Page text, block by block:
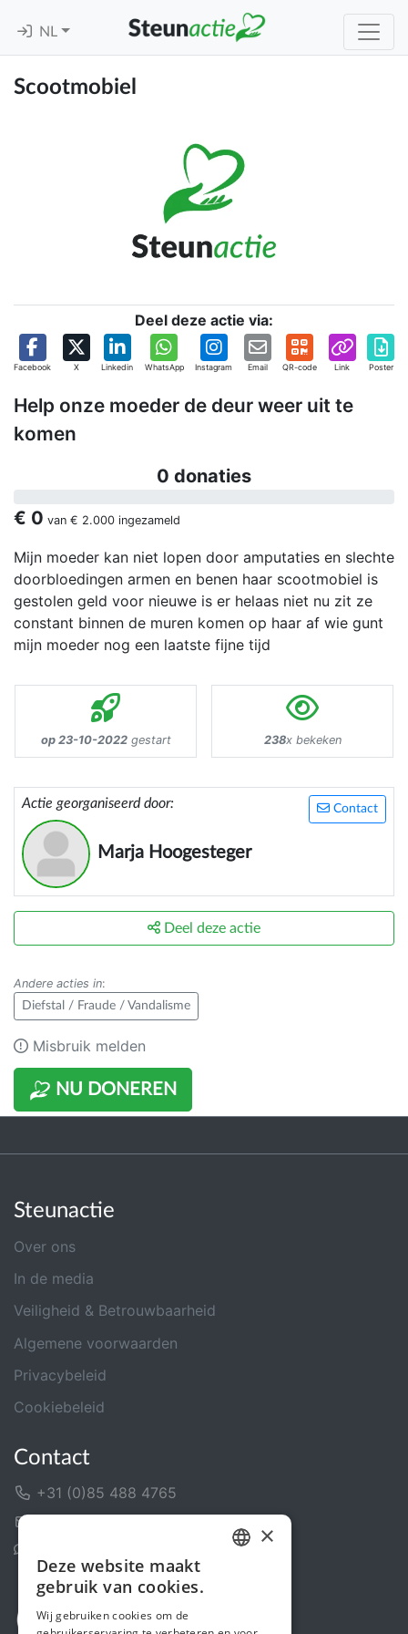
NL
Scootmobiel
Deel deze actie via:
Facebook X Linkedin WhatsApp Instagram Email QR-code Link Poster
Help onze moeder de deur weer uit te
komen
0 donaties
€ 0 van € 2.000 ingezameld
Mijn moeder kan niet lopen door amputaties en slechte
doorbloedingen armen en benen haar scootmobiel is
gestolen geld voor nieuwe is er helaas niet nu zit ze
constant binnen de muren komen op haar af wie gunt
mijn moeder nog een laatste fijne tijd
op 23-10-2022gestart 238x bekeken
Contact
Actie georganiseerd door:
Marja Hoogesteger
NU DONEREN
Deel deze actie
Andere acties in:
Diefstal / Fraude / Vandalisme
Misbruik melden
Steunactie
Over ons
In de media
Veiligheid & Betrouwbaarheid
Algemene voorwaarden
Privacybeleid
Cookiebeleid
Contact
+31 (0)85 488 4765
×
Deze website maakt
gebruik van cookies.
Wij gebruiken cookies om de